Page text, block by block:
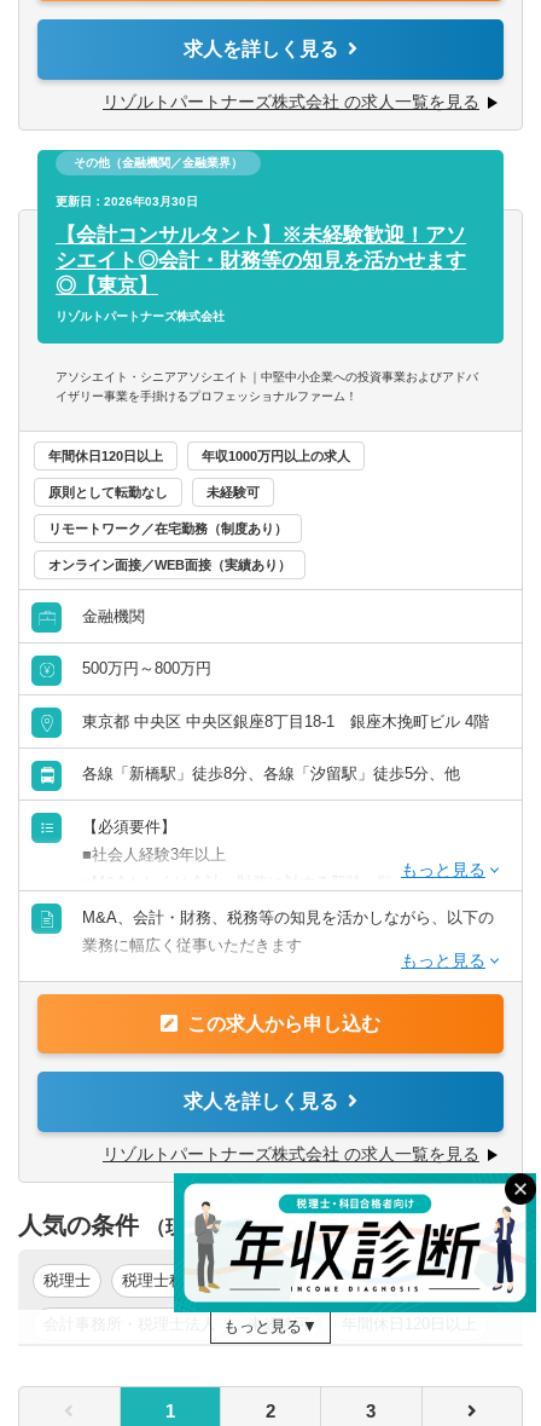
- 経験豊富なメンバーがフォローする体制により、初めての
業務でも不安なくチャレンジ可能
会も豊富
■投資業務やマネジメントキャリアへのチャレンジ
- 手を上げれば投資業務へもチャレンジ可能
■スタートアップならではの裁量の大きさ
- 個人の裁量が大きい環境での業務が可能
- 立場や役職関係なく意見交換ができ、かつ、それが実行さ
れやすい風通しのよい職場
■成果に見合った報酬体系
談時に説明）
務経験を幅広く積みたい方も歓迎）
【求める人物像】
■会計や財務領域でキャリアを積みたい方
■当事者意識を持ち、業務の枠に囚われず能動的に行動でき
る方
■常にクライアントにとってのベストを考え行動できる方
■一緒に会社を創っていくことへの興味・関心
- デューデリジェンス（財務・税務DD、ビジネスDD等）
- PMI（M&A後の統合計画策定支援、管理体制構築支援等）
- 上場準備関連書類作成支援
- 社内規程の整備支援 等
■内部統制・ガバナンス構築支援
■CFO/管理部長代行支援
■税務業務
※ご希望に応じて、投資業務とアドバイザリー業務の両方
に従事いただくこともできます
【投資業務】
■投資案件のソーシング、提案資料の作成、ビジネス・財務
分析、バリュエーション、投資採算分析、DD対応、契約交
渉、投資先の経営支援など、投資業務全般に一気通貫で幅
広く関与いただきます
■投資対象は主に売上数億円～数十億円の中堅・中小企業と
なります
【ポジションの魅力】
業務の幅広さや案件サポート体制は業界トップクラス
きるなど、アドバイザーの域を超えた更なるキャリアアッ
プも可能◎
■業界トップクラスの業務の幅広さ
- メンバーの希望やキャリアに合わせて、M&AからIPO支
援・経理支援に至るまで幅広い業務に関与可能
■経験豊富なメンバーによる充実したサポート体制
- 各領域で実務経験豊富なメンバーによる案件サポート体制
- 経験豊富なメンバーがフォローする体制により、初めての
業務でも不安なくチャレンジ可能
- 書籍購入支援や研修参加等、キャリアアップ・自己研鑽機
■投資業務やマネジメントキャリアへのチャレンジ
- 手を上げれば投資業務へもチャレンジ可能
- 投資先の取締役就任を通じて、経営に関与することも可能
■スタートアップならではの裁量の大きさ
- 個人の裁量が大きい環境での業務が可能
- 立場や役職関係なく意見交換ができ、かつ、それが実行さ
求人を詳しく見る
リゾルトパートナーズ株式会社 の求人一覧を見る
その他（金融機関／金融業界）
更新日：2026年03月30日
【会計コンサルタント】※未経験歓迎！アソ
シエイト◎会計・財務等の知見を活かせます
◎【東京】
リゾルトパートナーズ株式会社
アソシエイト・シニアアソシエイト｜中堅中小企業への投資事業およびアドバ
イザリー事業を手掛けるプロフェッショナルファーム！
年間休日120日以上 年収1000万円以上の求人
原則として転勤なし 未経験可
リモートワーク／在宅勤務（制度あり）
オンライン面接／WEB面接（実績あり）
金融機関
500万円～800万円
東京都 中央区 中央区銀座8丁目18-1 銀座木挽町ビル 4階
各線「新橋駅」徒歩8分、各線「汐留駅」徒歩5分、他
【必須要件】
■社会人経験3年以上
■M&Aもしくは会計・財務に対する興味・関心
【歓迎要件】
■コンサルティングファーム/FASでの実務経験2年以上
■監査法人、事業会社での経理・財務
務経験を幅広く積みたい方も歓迎）
【求める人物像】
■会計や財務領域でキャリアを積みたい方
■当事者意識を持ち、業務の枠に囚われず能動的に行動でき
る方
■常にクライアントにとってのベストを考え行動できる方
■一緒に会社を創っていくことへの興味・関心
M&A、会計・財務、税務等の知見を活かしながら、以下の
業務に幅広く従事いただきます
- ファイナンシャルアドバイザリー
- デューデリジェンス（財務・税務DD、ビジネスDD等）
- PMI（M&A後の統合計画策定支援、管理体制構築支援等）
- 上場準備関連書類作成支援
- 社内規程の整備支援 等
■内部統制・ガバナンス構築支援
■CFO/管理部長代行支援
※興味があれば、グループ会社にて税務業務に従事いただ
くことも可能
この求人から申し込む
求人を詳しく見る
リゾルトパートナーズ株式会社 の求人一覧を見る
人気の条件 （現在の検索条件に追加）
税理士 税理士科目合格 日商簿記検定2級
未経験可
年収500万円以上 関東
もっと見る
1 2 3